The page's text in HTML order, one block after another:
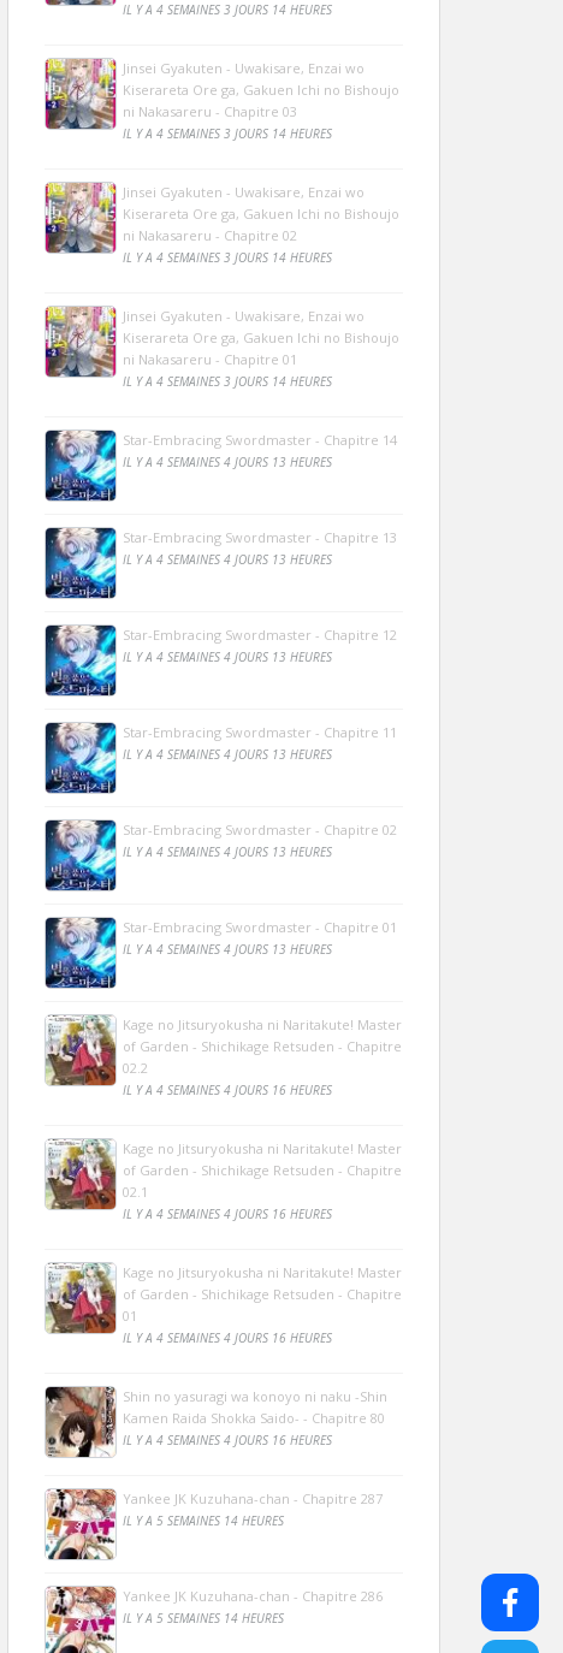
IL Y A 4 SEMAINES 3 JOURS 14 HEURES
Jinsei Gyakuten - Uwakisare, Enzai wo
Kiserareta Ore ga, Gakuen Ichi no Bishoujo
ni Nakasareru - Chapitre 03
IL Y A 4 SEMAINES 3 JOURS 14 HEURES
Jinsei Gyakuten - Uwakisare, Enzai wo
Kiserareta Ore ga, Gakuen Ichi no Bishoujo
ni Nakasareru - Chapitre 02
IL Y A 4 SEMAINES 3 JOURS 14 HEURES
Jinsei Gyakuten - Uwakisare, Enzai wo
Kiserareta Ore ga, Gakuen Ichi no Bishoujo
ni Nakasareru - Chapitre 01
IL Y A 4 SEMAINES 3 JOURS 14 HEURES
Star-Embracing Swordmaster - Chapitre 14
IL Y A 4 SEMAINES 4 JOURS 13 HEURES
Star-Embracing Swordmaster - Chapitre 13
IL Y A 4 SEMAINES 4 JOURS 13 HEURES
Star-Embracing Swordmaster - Chapitre 12
IL Y A 4 SEMAINES 4 JOURS 13 HEURES
Star-Embracing Swordmaster - Chapitre 11
IL Y A 4 SEMAINES 4 JOURS 13 HEURES
Star-Embracing Swordmaster - Chapitre 02
IL Y A 4 SEMAINES 4 JOURS 13 HEURES
Star-Embracing Swordmaster - Chapitre 01
IL Y A 4 SEMAINES 4 JOURS 13 HEURES
Kage no Jitsuryokusha ni Naritakute! Master
of Garden - Shichikage Retsuden - Chapitre
02.2
IL Y A 4 SEMAINES 4 JOURS 16 HEURES
Kage no Jitsuryokusha ni Naritakute! Master
of Garden - Shichikage Retsuden - Chapitre
02.1
IL Y A 4 SEMAINES 4 JOURS 16 HEURES
Kage no Jitsuryokusha ni Naritakute! Master
of Garden - Shichikage Retsuden - Chapitre
01
IL Y A 4 SEMAINES 4 JOURS 16 HEURES
Shin no yasuragi wa konoyo ni naku -Shin
Kamen Raida Shokka Saido- - Chapitre 80
IL Y A 4 SEMAINES 4 JOURS 16 HEURES
Yankee JK Kuzuhana-chan - Chapitre 287
IL Y A 5 SEMAINES 14 HEURES
Yankee JK Kuzuhana-chan - Chapitre 286
IL Y A 5 SEMAINES 14 HEURES